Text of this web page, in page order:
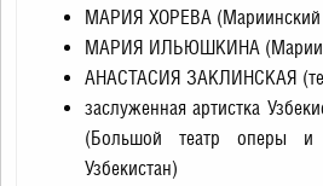
МАРИЯ ХОРЕВА (Мариинский
МАРИЯ ИЛЬЮШКИНА
АНАСТАСИЯ ЗАКЛИНСКАЯ
заслуженная артистка
(Большой театр оперы
Узбекистан)